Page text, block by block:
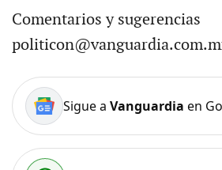
Comentarios y sugerencias
Sigue a Vanguardia en